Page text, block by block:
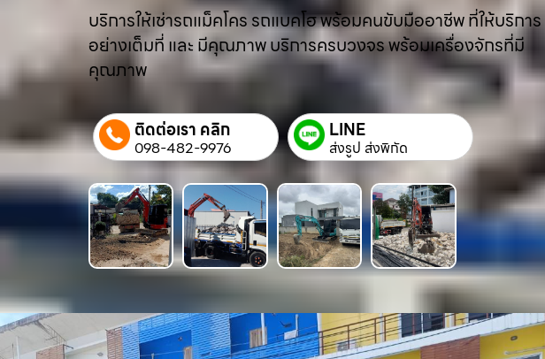
บริการให้เช่ารถแม็คโคร รถแบคโฮ พร้อมคนขับมืออาชีพ ที่ให้บริการ
อย่างเต็มที่ และ มีคุณภาพ บริการครบวงจร พร้อมเครื่องจักรที่มี
คุณภาพ
ติดต่อเรา คลิก
098-482-9976
LINE
ส่งรูป ส่งพิกัด